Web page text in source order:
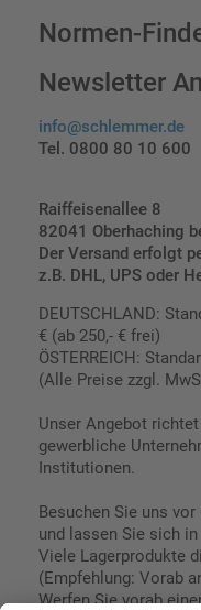
Normen-
Newsletter
info@schlemmer.de
Tel. 0800 80 10 600
Raiffeisenallee 8
82041 Oberhaching
Der Versand erfolgt
z.B. DHL, UPS oder
DEUTSCHLAND:
€ (ab 250,- € frei)
ÖSTERREICH:
(Alle Preise zzgl.
Unser Angebot
gewerbliche
Institutionen.
Besuchen Sie uns
und lassen Sie sich
Viele Lagerprodukte
(Empfehlung: Vorab
Werfen Sie vorab